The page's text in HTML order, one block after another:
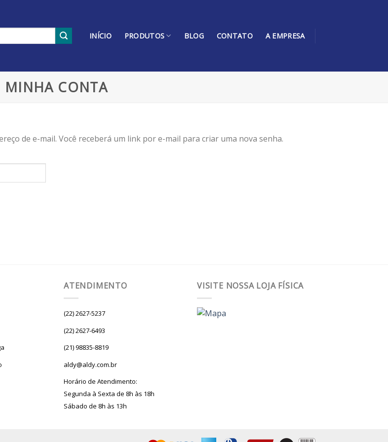
INÍCIO PRODUTOS BLOG CONTATO A EMPRESA
MINHA CONTA
de e-mail. Você receberá um link por e-mail para criar uma nova senha.
ATENDIMENTO
(22) 2627-5237
(22) 2627-6493
(21) 98835-8819
aldy@aldy.com.br
Horário de Atendimento:
Segunda à Sexta de 8h às 18h
Sábado de 8h às 13h
VISITE NOSSA LOJA FÍSICA